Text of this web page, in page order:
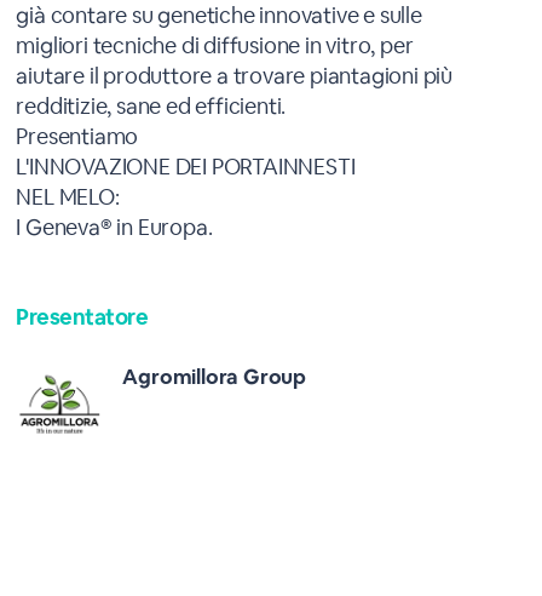
già contare su genetiche innovative e sulle
migliori tecniche di diffusione in vitro, per
aiutare il produttore a trovare piantagioni più
redditizie, sane ed efficienti.
Presentiamo
L'INNOVAZIONE DEI PORTAINNESTI
NEL MELO:
I Geneva® in Europa.
Presentatore
Agromillora Group